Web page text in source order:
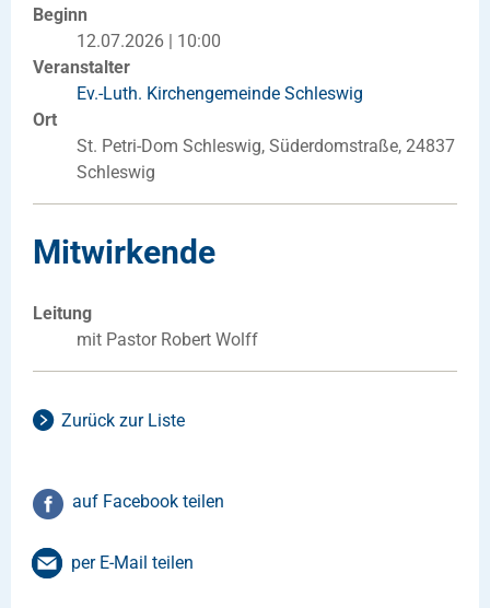
Beginn
12.07.2026 | 10:00
Veranstalter
Ev.-Luth. Kirchengemeinde Schleswig
Ort
St. Petri-Dom Schleswig, Süderdomstraße, 24837
Schleswig
Mitwirkende
Leitung
mit Pastor Robert Wolff
Zurück zur Liste
auf Facebook teilen
per E-Mail teilen